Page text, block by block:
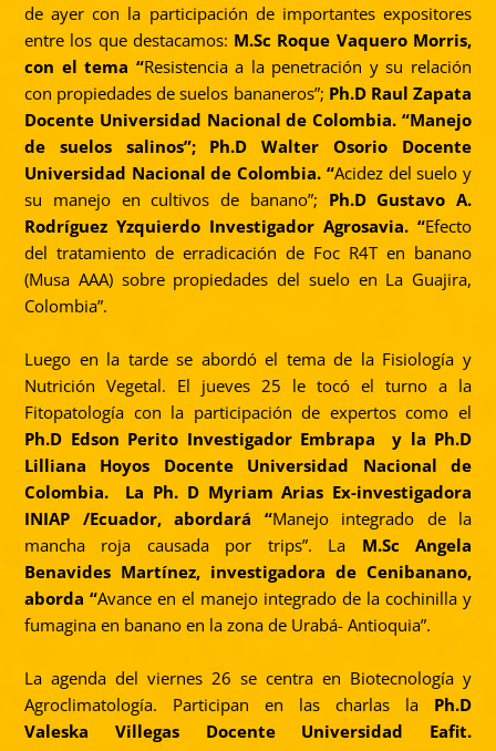
de ayer con la participación de importantes expositores
entre los que destacamos: M.Sc Roque Vaquero Morris,
con el tema “Resistencia a la penetración y su relación
con propiedades de suelos bananeros”; Ph.D Raul Zapata
Docente Universidad Nacional de Colombia. “Manejo
de suelos salinos”; Ph.D Walter Osorio Docente
Universidad Nacional de Colombia. “Acidez del suelo y
su manejo en cultivos de banano”; Ph.D Gustavo A.
Rodríguez Yzquierdo Investigador Agrosavia. “Efecto
del tratamiento de erradicación de Foc R4T en banano
(Musa AAA) sobre propiedades del suelo en La Guajira,
Colombia”.
Luego en la tarde se abordó el tema de la Fisiología y
Nutrición Vegetal. El jueves 25 le tocó el turno a la
Fitopatología con la participación de expertos como el
Ph.D Edson Perito Investigador Embrapa y la Ph.D
Lilliana Hoyos Docente Universidad Nacional de
Colombia. La Ph. D Myriam Arias Ex-investigadora
INIAP /Ecuador, abordará “Manejo integrado de la
mancha roja causada por trips”. La M.Sc Angela
Benavides Martínez, investigadora de Cenibanano,
aborda “Avance en el manejo integrado de la cochinilla y
fumagina en banano en la zona de Urabá- Antioquia”.
La agenda del viernes 26 se centra en Biotecnología y
Agroclimatología. Participan en las charlas la Ph.D
Valeska Villegas Docente Universidad Eafit.